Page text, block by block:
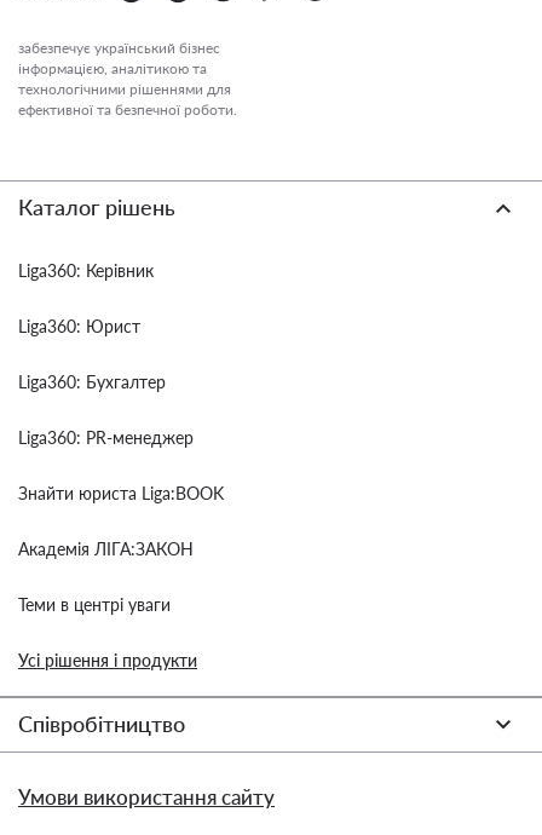
забезпечує український бізнес
інформацією, аналітикою та
технологічними рішеннями для
ефективної та безпечної роботи.
Каталог рішень
Liga360: Керівник
Liga360: Юрист
Liga360: Бухгалтер
Liga360: PR-менеджер
Знайти юриста Liga:BOOK
Академія ЛІГА:ЗАКОН
Теми в центрі уваги
Усі рішення і продукти
Співробітництво
Умови використання сайту